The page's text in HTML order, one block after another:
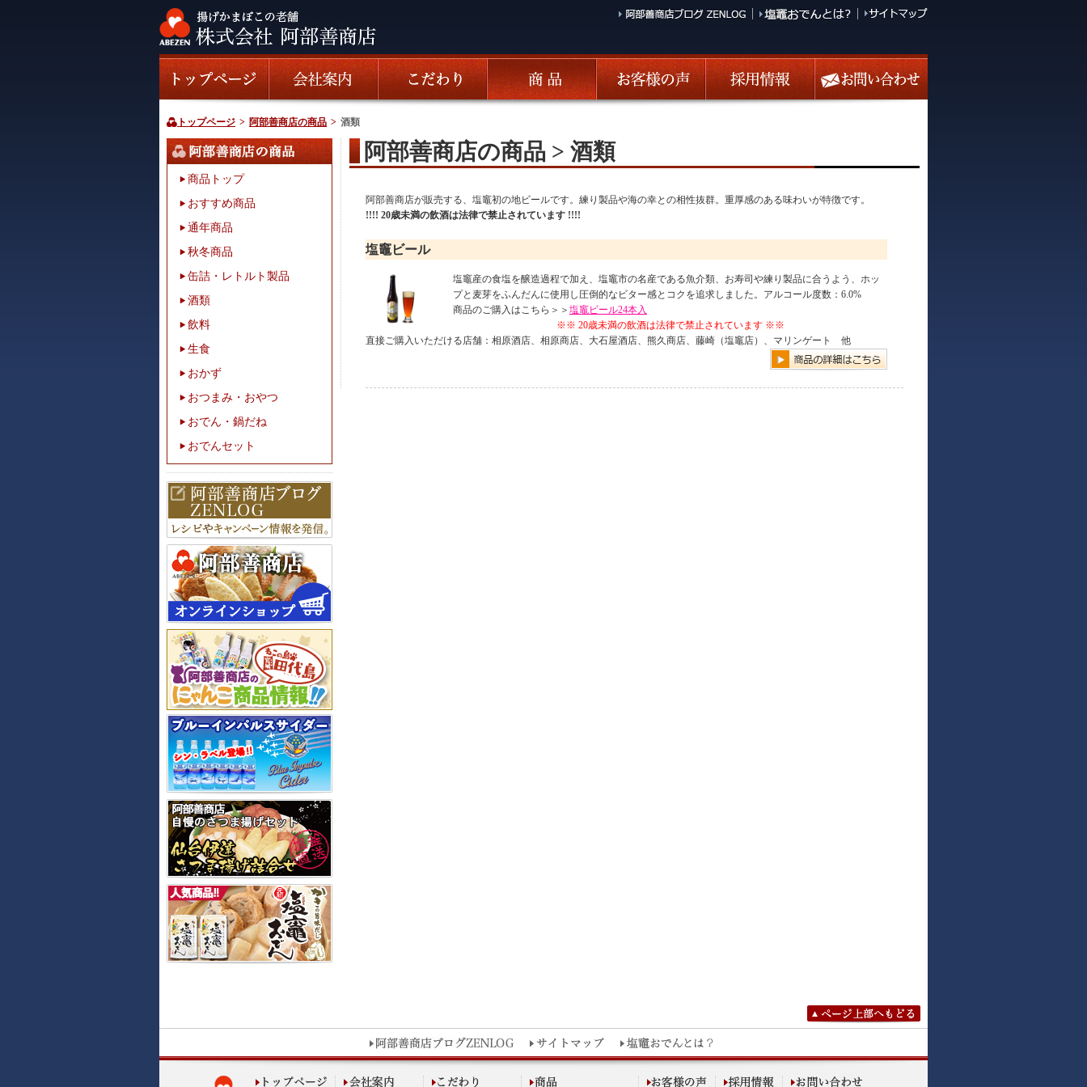
トップページ > 阿部善商店の商品 > 酒類
商品トップ
おすすめ商品
通年商品
秋冬商品
缶詰・レトルト製品
酒類
飲料
生食
おかず
おつまみ・おやつ
おでん・鍋だね
おでんセット
阿部善商店の商品 > 酒類
阿部善商店が販売する、塩竈初の地ビールです。練り製品や海の幸との相性抜群。重厚感のある味わいが特徴です。
!!!! 20歳未満の飲酒は法律で禁止されています !!!!
塩竈ビール
塩竈産の食塩を醸造過程で加え、塩竈市の名産である魚介類、お寿司や練り製品に合うよう、ホッ
プと麦芽をふんだんに使用し圧倒的なビター感とコクを追求しました。アルコール度数：6.0%
商品のご購入はこちら＞＞ 塩竈ビール24本入
※※ 20歳未満の飲酒は法律で禁止されています ※※
直接ご購入いただける店舗：相原酒店、相原商店、大石屋酒店、熊久商店、藤崎（塩竈店）、マリンゲート 他